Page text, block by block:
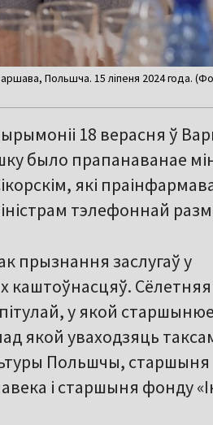
Польшча. 15 ліпеня 2024 года.
18 верасня ў
было прапанаванае
які
тэлефоннай
прызнання заслугаў у
каштоўнасцяў. Сёлетняя
у якой
якой уваходзяць
Польшчы, старшыня
і старшыня фонду